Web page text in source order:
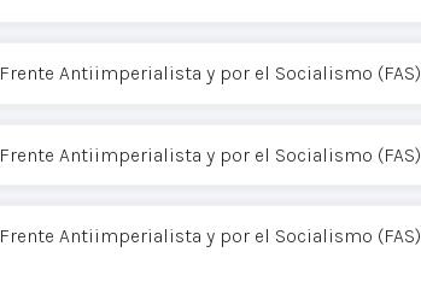
Frente Antiimperialista y por el Socialismo (FAS)
Frente Antiimperialista y por el Socialismo (FAS)
Frente Antiimperialista y por el Socialismo (FAS)